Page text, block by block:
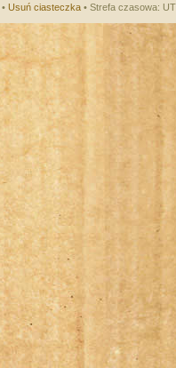
• Usuń ciasteczka • Strefa czasowa: